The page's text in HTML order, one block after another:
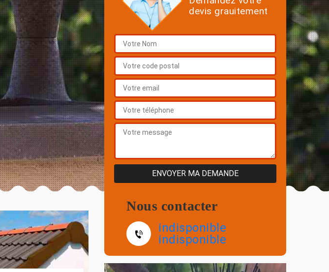
devis grauitement
Nous contacter
indisponible
indisponible